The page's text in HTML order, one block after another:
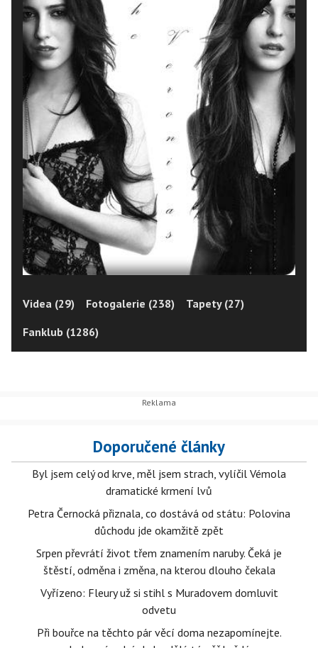
Videa (29) Fotogalerie (238)
Tapety (27)
Fanklub (1286)
Doporučené články
Byl jsem celý od krve, měl jsem strach, vylíčil Vémola
dramatické krmení lvů
Petra Černocká přiznala, co dostává od státu: Polovina
důchodu jde okamžitě zpět
Srpen převrátí život třem znamením naruby. Čeká je
štěstí, odměna i změna, na kterou dlouho čekala
Vyřízeno: Fleury už si stihl s Muradovem domluvit
odvetu
Při bouřce na těchto pár věcí doma nezapomínejte.